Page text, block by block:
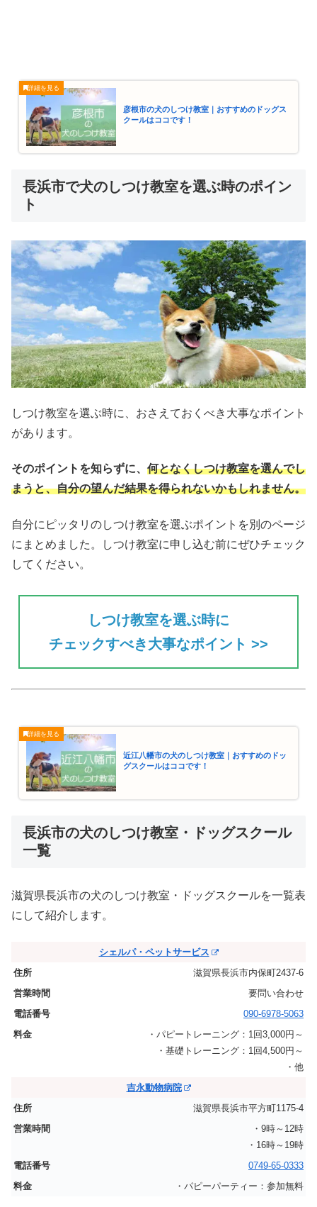
彦根市の犬のしつけ教室｜おすすめのドッグス
クールはココです！
長浜市で犬のしつけ教室を選ぶ時のポイン
ト
しつけ教室を選ぶ時に、おさえておくべき大事なポイント
があります。
そのポイントを知らずに、 何となくしつけ教室を選んでし
まうと、自分の望んだ結果を得られないかもしれません。
自分にピッタリのしつけ教室を選ぶポイントを別のページ
にまとめました。しつけ教室に申し込む前にぜひチェック
してください。
しつけ教室を選ぶ時に
チェックすべき大事なポイント >>
近江八幡市の犬のしつけ教室｜おすすめのドッ
グスクールはココです！
長浜市の犬のしつけ教室・ドッグスクール
一覧
滋賀県長浜市の犬のしつけ教室・ドッグスクールを一覧表
にして紹介します。
シェルパ・ペットサービス
滋賀県長浜市内保町2437-6
要問い合わせ
090-6978-5063
・パピートレーニング：1回3,000円～
・基礎トレーニング：1回4,500円～
・他
吉永動物病院
滋賀県長浜市平方町1175-4
・9時～12時
・16時～19時
0749-65-0333
・パピーパーティー：参加無料